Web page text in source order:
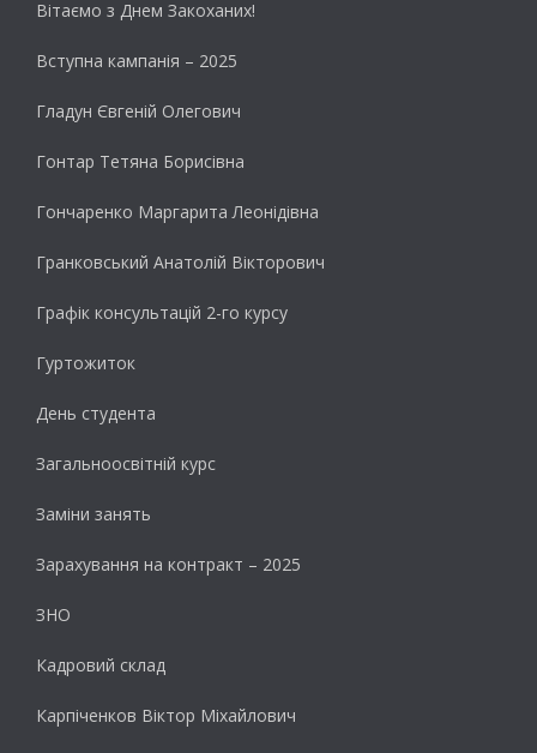
Вітаємо з Днем Закоханих!
Вступна кампанія – 2025
Гладун Євгеній Олегович
Гонтар Тетяна Борисівна
Гончаренко Маргарита Леонідівна
Гранковський Анатолій Вікторович
Графік консультацій 2-го курсу
Гуртожиток
День студента
Загальноосвітній курс
Заміни занять
Зарахування на контракт – 2025
ЗНО
Кадровий склад
Карпіченков Віктор Міхайлович